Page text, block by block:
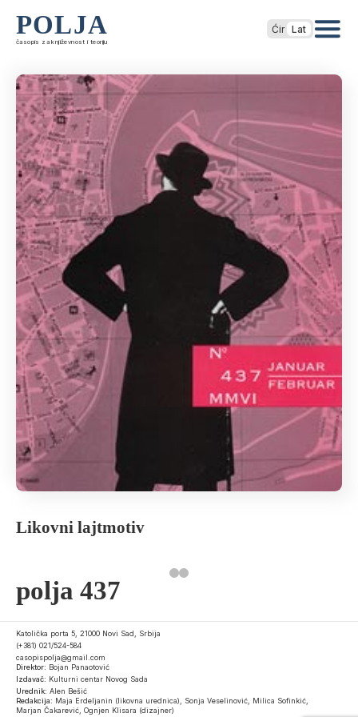
POLJA
časopis za književnost i teoriju
Ćir Lat
Likovni lajtmotiv
polja 437
Katolička porta 5, 21000 Novi Sad, Srbija
(+381) 021/524-584
casopispolja@gmail.com
Direktor: Bojan Panaotović
Izdavač: Kulturni centar Novog Sada
Urednik: Alen Bešić
Redakcija: Maja Erdeljanin (likovna urednica), Sonja Veselinović, Milica Sofinkić,
Marjan Čakarević, Ognjen Klisara (dizajner)